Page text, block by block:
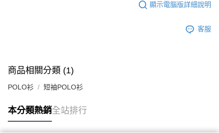
顯示電腦版詳細說明
客服
商品相關分類 (1)
POLO衫 短袖POLO衫
本分類熱銷全站排行